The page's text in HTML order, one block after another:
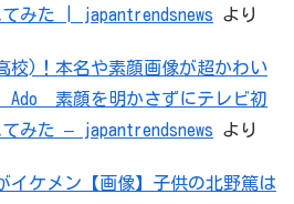
みた | japantrendsnews より
校)！本名や素顔画像が超かわい
素顔を明かさずにテレビ初
みた – japantrendsnews より
イケメン【画像】子供の北野篤は